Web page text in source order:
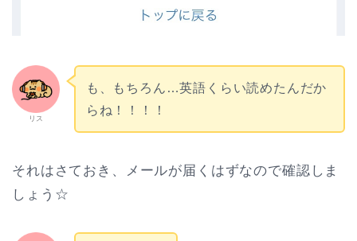
リス
も、もちろん…英語くらい読めたんだか
らね！！！！
それはさておき、メールが届くはずなので確認しま
しょう☆